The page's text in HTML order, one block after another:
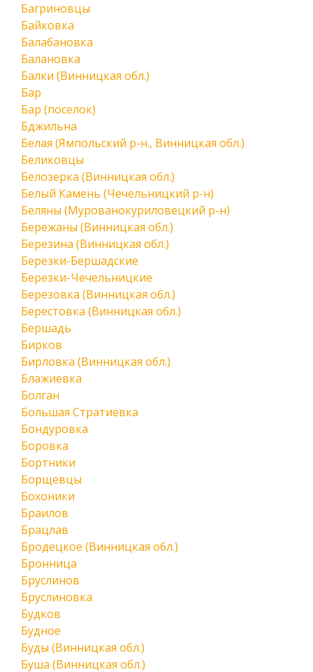
Багриновцы
Байковка
Балабановка
Балановка
Балки (Винницкая обл.)
Бар
Бар (поселок)
Бджильна
Белая (Ямпольский р-н., Винницкая обл.)
Беликовцы
Белозерка (Винницкая обл.)
Белый Камень (Чечельницкий р-н)
Беляны (Мурованокуриловецкий р-н)
Бережаны (Винницкая обл.)
Березина (Винницкая обл.)
Березки-Бершадские
Березки-Чечельницкие
Березовка (Винницкая обл.)
Берестовка (Винницкая обл.)
Бершадь
Бирков
Бирловка (Винницкая обл.)
Блажиевка
Болган
Большая Стратиевка
Бондуровка
Боровка
Бортники
Борщевцы
Бохоники
Браилов
Брацлав
Бродецкое (Винницкая обл.)
Бронница
Бруслинов
Бруслиновка
Будков
Будное
Буды (Винницкая обл.)
Буша (Винницкая обл.)